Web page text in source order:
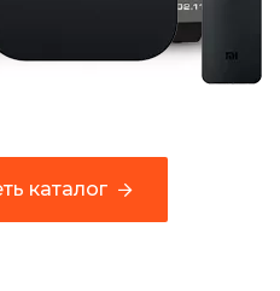
каталог